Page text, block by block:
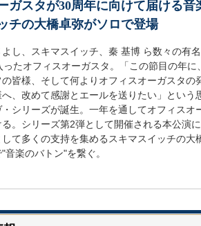
ガスタが30周年に向けて届ける音
チの大橋卓弥がソロで登場
し、スキマスイッチ、秦 基博 ら数々の有
たオフィスオーガスタ。「この節目の年
皆様、そして何よりオフィスオーガスタ
へ、改めて感謝とエールを送りたい」とい
・シリーズが誕生。一年を通してオフィス
。シリーズ第2弾として開催される本公演
て多くの支持を集めるスキマスイッチの
音楽のバトン"を繋ぐ。